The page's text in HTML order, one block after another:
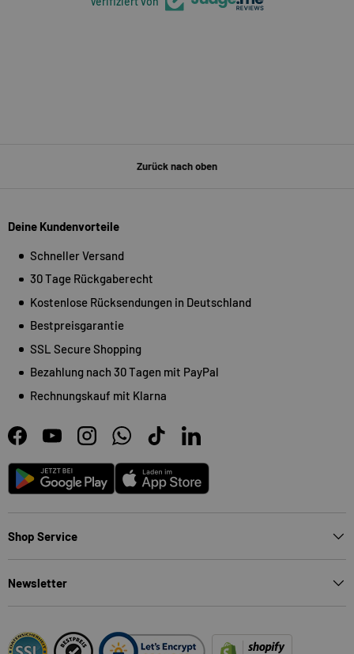
Zurück nach oben
Deine Kundenvorteile
Schneller Versand
30 Tage Rückgaberecht
Kostenlose Rücksendungen in Deutschland
Bestpreisgarantie
SSL Secure Shopping
Bezahlung nach 30 Tagen mit PayPal
Rechnungskauf mit Klarna
FacebookYouTubeInstagramWhatsAppTikTokLinkedIn
Android App Store
Shop Service
Newsletter